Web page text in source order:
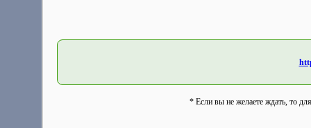
* Если вы не желаете ждать, то